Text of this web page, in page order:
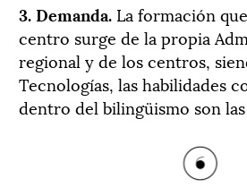
3. Demanda. La formación
centro surge de la propia
regional y de los centros,
Tecnologías, las habilidades
dentro del bilingüismo son